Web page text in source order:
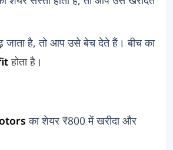
जाता है, तो आप उसे बेच देते हैं। बीच का
होता है।
का शेयर ₹800 में खरीदा और